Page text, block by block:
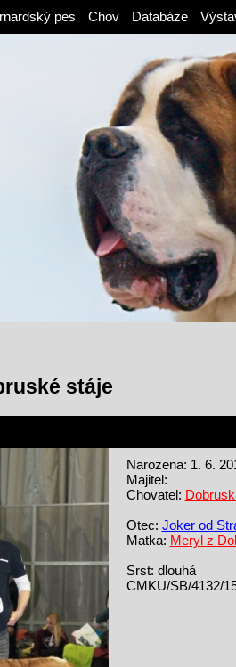
pes Chov Databáze
stáje
Narozena: 1. 6.
Majitel:
Chovatel:
Otec: Joker od
Matka: Meryl z
Srst: dlouhá
CMKU/SB/4132/